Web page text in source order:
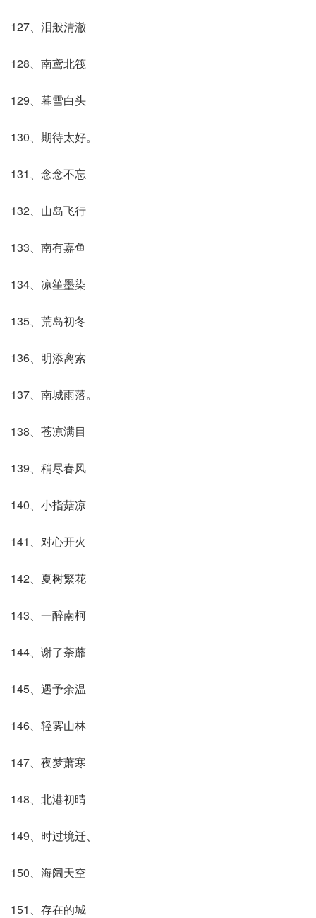
127、泪般清澈
128、南鸢北筏
129、暮雪白头
130、期待太好。
131、念念不忘
132、山岛飞行
133、南有嘉鱼
134、凉笙墨染
135、荒岛初冬
136、明添离索
137、南城雨落。
138、苍凉满目
139、稍尽春风
140、小指菇凉
141、对心开火
142、夏树繁花
143、一醉南柯
144、谢了荼蘼
145、遇予余温
146、轻雾山林
147、夜梦萧寒
148、北港初晴
149、时过境迁、
150、海阔天空
151、存在的城